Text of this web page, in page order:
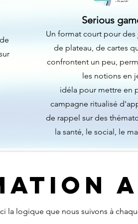
Serious
Un format court pour des
de plateau, de cartes
confrontent un peu,
les notions en
idéla pour mettre en
campagne ritualisé
de rappel sur des
la santé, le social, le
la logique que nous suivons à